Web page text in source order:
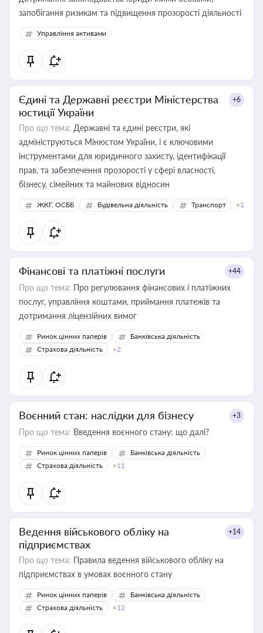
запобігання ризикам та підвищення прозорості діяльності
Управління активами
Єдині та Державні реєстри Міністерства
юстиції України
+6
Про що тема: Державні та єдині реєстри, які
адмініструються Мінюстом України, і є ключовими
інструментами для юридичного захисту, ідентифікації
прав, та забезпечення прозорості у сфері власності,
бізнесу, сімейних та майнових відносин
ЖКГ, ОСББ Будівельна діяльність Транспорт +1
Фінансові та платіжні послуги +44
Про що тема: Про регулювання фінансових і платіжних
послуг, управління коштами, приймання платежів та
дотримання ліцензійних вимог
Ринок цінних паперів
Банківська діяльність
Страхова діяльність
+2
Воєнний стан: наслідки для бізнесу +3
Про що тема: Введення воєнного стану: що далі?
Ринок цінних паперів
Банківська діяльність
Страхова діяльність
+11
Ведення військового обліку на
підприємствах
+14
Про що тема: Правила ведення військового обліку на
підприємствах в умовах воєнного стану
Ринок цінних паперів
Банківська діяльність
Страхова діяльність
+12